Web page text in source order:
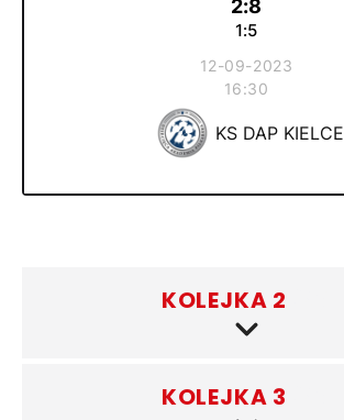
2:8
1:5
12-09-2023
16:30
KS DAP KIELCE
KOLEJKA 2
KOLEJKA 3